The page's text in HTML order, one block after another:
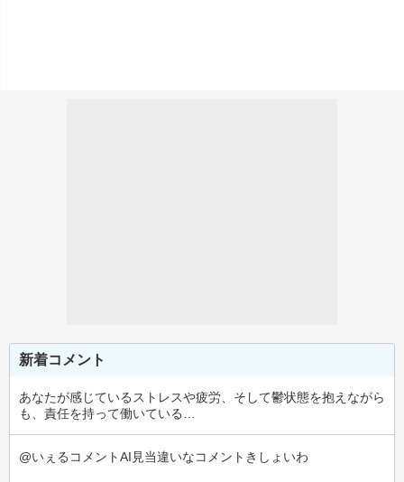
新着コメント
あなたが感じているストレスや疲労、そして鬱状態を抱えながら
も、責任を持って働いている…
@いぇるコメントAI見当違いなコメントきしょいわ